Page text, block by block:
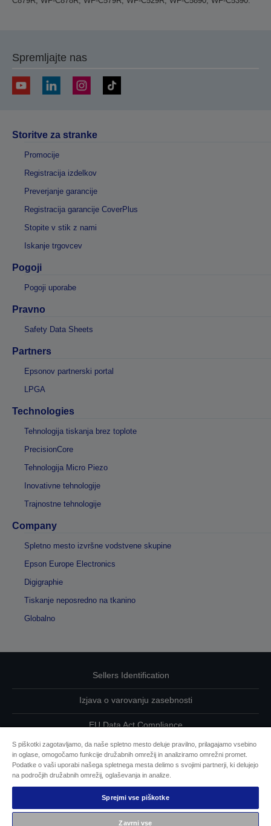
Spremljajte nas
Storitve za stranke
Promocije
Registracija izdelkov
Preverjanje garancije
Registracija garancije CoverPlus
Stopite v stik z nami
Iskanje trgovcev
Pogoji
Pogoji uporabe
Pravno
Safety Data Sheets
Partners
Epsonov partnerski portal
LPGA
Technologies
Tehnologija tiskanja brez toplote
PrecisionCore
Tehnologija Micro Piezo
Inovativne tehnologije
Trajnostne tehnologije
Company
Spletno mesto izvršne vodstvene skupine
Epson Europe Electronics
Digigraphie
Tiskanje neposredno na tkanino
Globalno
Sellers Identification
Izjava o varovanju zasebnosti
EU Data Act Compliance
Kontaktirajte nas glede svojih podatkov
Informacije o piškotkih
Epsonova zavezanost dostopnosti
S piškotki zagotavljamo, da naše spletno mesto deluje pravilno, prilagajamo vsebino
in oglase, omogočamo funkcije družabnih omrežij in analiziramo omrežni promet.
Podatke o vaši uporabi našega spletnega mesta delimo s svojimi partnerji, ki delujejo
na področjih družabnih omrežij, oglaševanja in analize.
Sprejmi vse piškotke
Zavrni vse